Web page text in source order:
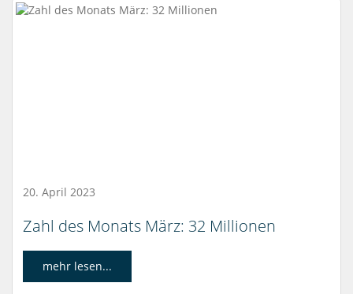
20. April 2023
Zahl des Monats März: 32 Millionen
mehr lesen...